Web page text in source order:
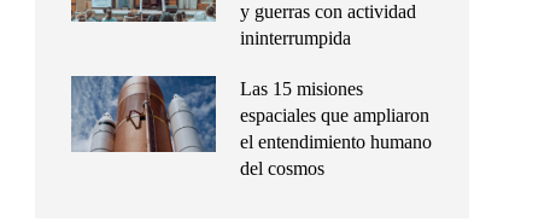
y guerras con actividad
ininterrumpida
Las 15 misiones
espaciales que ampliaron
el entendimiento humano
del cosmos